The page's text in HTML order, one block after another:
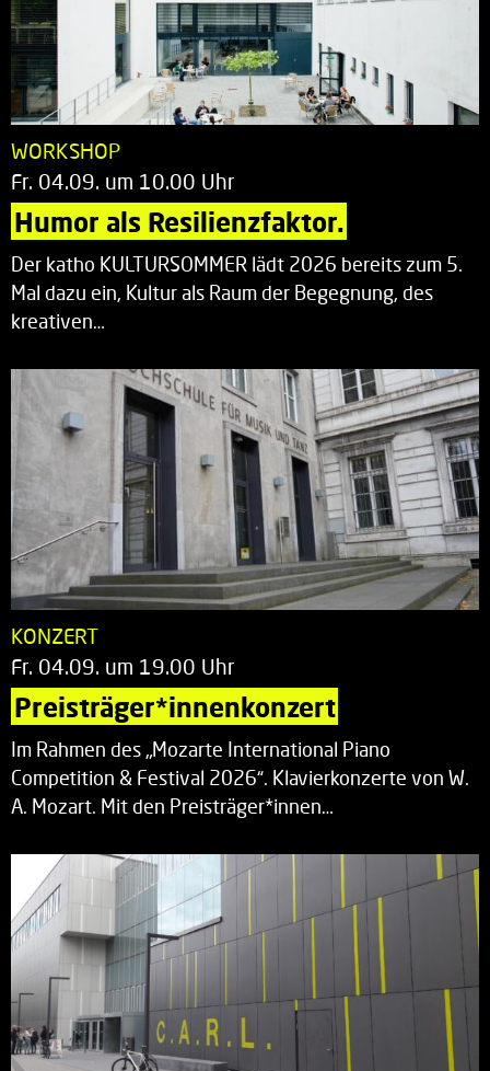
WORKSHOP
Fr. 04.09. um 10.00 Uhr
Humor als Resilienzfaktor.
Der katho KULTURSOMMER lädt 2026 bereits zum 5.
Mal dazu ein, Kultur als Raum der Begegnung, des
kreativen…
KONZERT
Fr. 04.09. um 19.00 Uhr
Preisträger*innenkonzert
Im Rahmen des „Mozarte International Piano
Competition & Festival 2026“. Klavierkonzerte von W.
A. Mozart. Mit den Preisträger*innen…